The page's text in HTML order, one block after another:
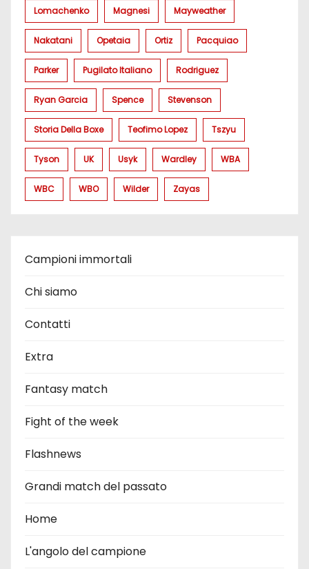
Lomachenko Magnesi Mayweather
Nakatani Opetaia Ortiz Pacquiao
Parker Pugilato Italiano Rodriguez
Ryan Garcia Spence Stevenson
Storia Della Boxe Teofimo Lopez Tszyu
Tyson UK Usyk Wardley WBA
WBC WBO Wilder Zayas
Campioni immortali
Chi siamo
Contatti
Extra
Fantasy match
Fight of the week
Flashnews
Grandi match del passato
Home
L'angolo del campione